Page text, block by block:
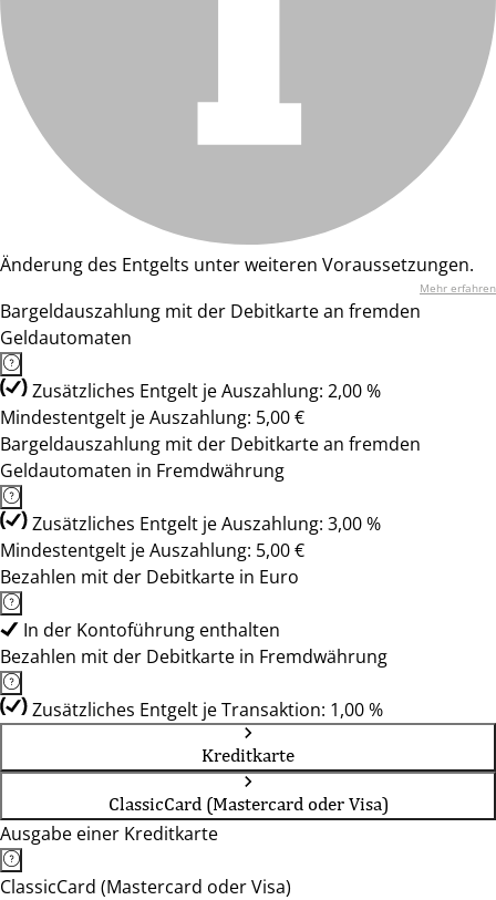
Änderung des Entgelts unter weiteren Voraussetzungen.
Mehr erfahren
Bargeldauszahlung mit der Debitkarte an fremden
Geldautomaten
Zusätzliches Entgelt je Auszahlung: 2,00 %
Mindestentgelt je Auszahlung: 5,00 €
Bargeldauszahlung mit der Debitkarte an fremden
Geldautomaten in Fremdwährung
Zusätzliches Entgelt je Auszahlung: 3,00 %
Mindestentgelt je Auszahlung: 5,00 €
Bezahlen mit der Debitkarte in Euro
In der Kontoführung enthalten
Bezahlen mit der Debitkarte in Fremdwährung
Zusätzliches Entgelt je Transaktion: 1,00 %
Kreditkarte
ClassicCard (Mastercard oder Visa)
Ausgabe einer Kreditkarte
ClassicCard (Mastercard oder Visa)